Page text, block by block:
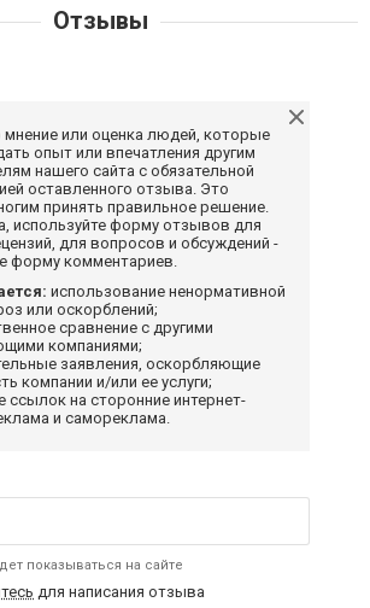
Отзывы
мнение или оценка людей, которые
опыт или впечатления другим
нашего сайта с обязательной
оставленного отзыва. Это
принять правильное решение.
используйте форму отзывов для
для вопросов и обсуждений -
форму комментариев.
использование ненормативной
или оскорблений;
сравнение с другими
компаниями;
заявления, оскорбляющие
компании и/или ее услуги;
ссылок на сторонние интернет-
и самореклама.
показываться на сайте
для написания отзыва